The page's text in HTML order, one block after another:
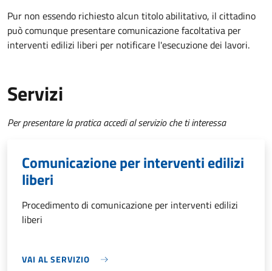
Pur non essendo richiesto alcun titolo abilitativo, il cittadino
può comunque presentare comunicazione facoltativa per
interventi edilizi liberi per notificare l'esecuzione dei lavori.
Servizi
Per presentare la pratica accedi al servizio che ti interessa
Comunicazione per interventi edilizi
liberi
Procedimento di comunicazione per interventi edilizi
liberi
VAI AL SERVIZIO